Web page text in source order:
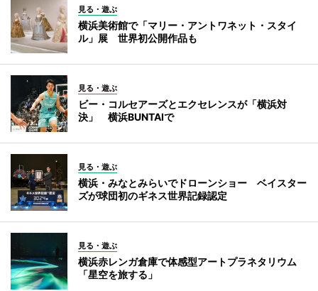
見る・遊ぶ
横浜美術館で「マリー・アントワネット・スタイ
ル」展 世界初公開作品も
見る・遊ぶ
ビー・コルセアーズとエクセレンスが「横浜対
決」 横浜BUNTAIで
見る・遊ぶ
横浜・みなとみらいでドローンショー ベイスター
ズが球団初のギネス世界記録認定
見る・遊ぶ
横浜赤レンガ倉庫で体感型アートプラネタリウム
「星空を旅する」